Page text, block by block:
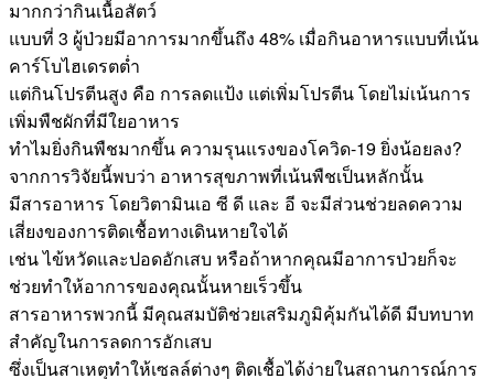
มากกว่ากินเนื้อสัตว์
แบบที่ 3 ผู้ป่วยมีอาการมากขึ้นถึง 48% เมื่อกินอาหารแบบที่เน้น
คาร์โบไฮเดรตต่ำ
แต่กินโปรตีนสูง คือ การลดแป้ง แต่เพิ่มโปรตีน โดยไม่เน้นการ
เพิ่มพืชผักที่มีใยอาหาร
ทำไมยิ่งกินพืชมากขึ้น ความรุนแรงของโควิด-19 ยิ่งน้อยลง?
จากการวิจัยนี้พบว่า อาหารสุขภาพที่เน้นพืชเป็นหลักนั้น
มีสารอาหาร โดยวิตามินเอ ซี ดี และ อี จะมีส่วนช่วยลดความ
เสี่ยงของการติดเชื้อทางเดินหายใจได้
เช่น ไข้หวัดและปอดอักเสบ หรือถ้าหากคุณมีอาการป่วยก็จะ
ช่วยทำให้อาการของคุณนั้นหายเร็วขึ้น
สารอาหารพวกนี้ มีคุณสมบัติช่วยเสริมภูมิคุ้มกันได้ดี มีบทบาท
สำคัญในการลดการอักเสบ
ซึ่งเป็นสาเหตุทำให้เซลล์ต่างๆ ติดเชื้อได้ง่ายในสถานการณ์การ